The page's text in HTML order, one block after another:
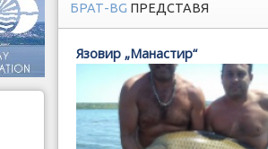
БРАТ-BG ПРЕДСТАВЯ
Язовир „Манастир“